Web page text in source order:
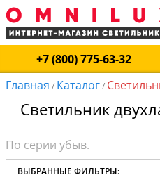
+7 (800) 775-63-32
Главная / Каталог/
Светильник
ВЫБРАННЫЕ ФИЛЬТРЫ: